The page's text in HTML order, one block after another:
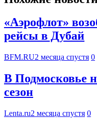
«Аэрофлот»
рейсы в Дубай
BFM.RU2 месяца спустя 0
В Подмосковье
сезон
Lenta.ru2 месяца спустя 0